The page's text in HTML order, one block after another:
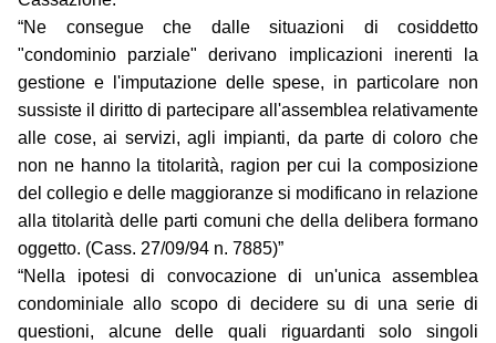
“Ne consegue che dalle situazioni di cosiddetto
"condominio parziale" derivano implicazioni inerenti la
gestione e l'imputazione delle spese, in particolare non
sussiste il diritto di partecipare all'assemblea relativamente
alle cose, ai servizi, agli impianti, da parte di coloro che
non ne hanno la titolarità, ragion per cui la composizione
del collegio e delle maggioranze si modificano in relazione
alla titolarità delle parti comuni che della delibera formano
oggetto. (Cass. 27/09/94 n. 7885)”
“Nella ipotesi di convocazione di un'unica assemblea
condominiale allo scopo di decidere su di una serie di
questioni, alcune delle quali riguardanti solo singoli